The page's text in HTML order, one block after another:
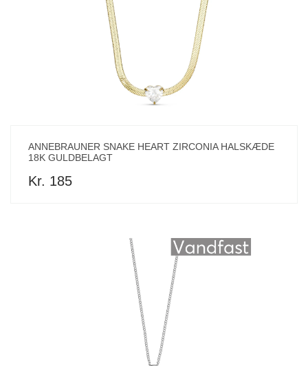
ANNEBRAUNER SNAKE HEART ZIRCONIA HALSKÆDE
18K GULDBELAGT
Kr. 185